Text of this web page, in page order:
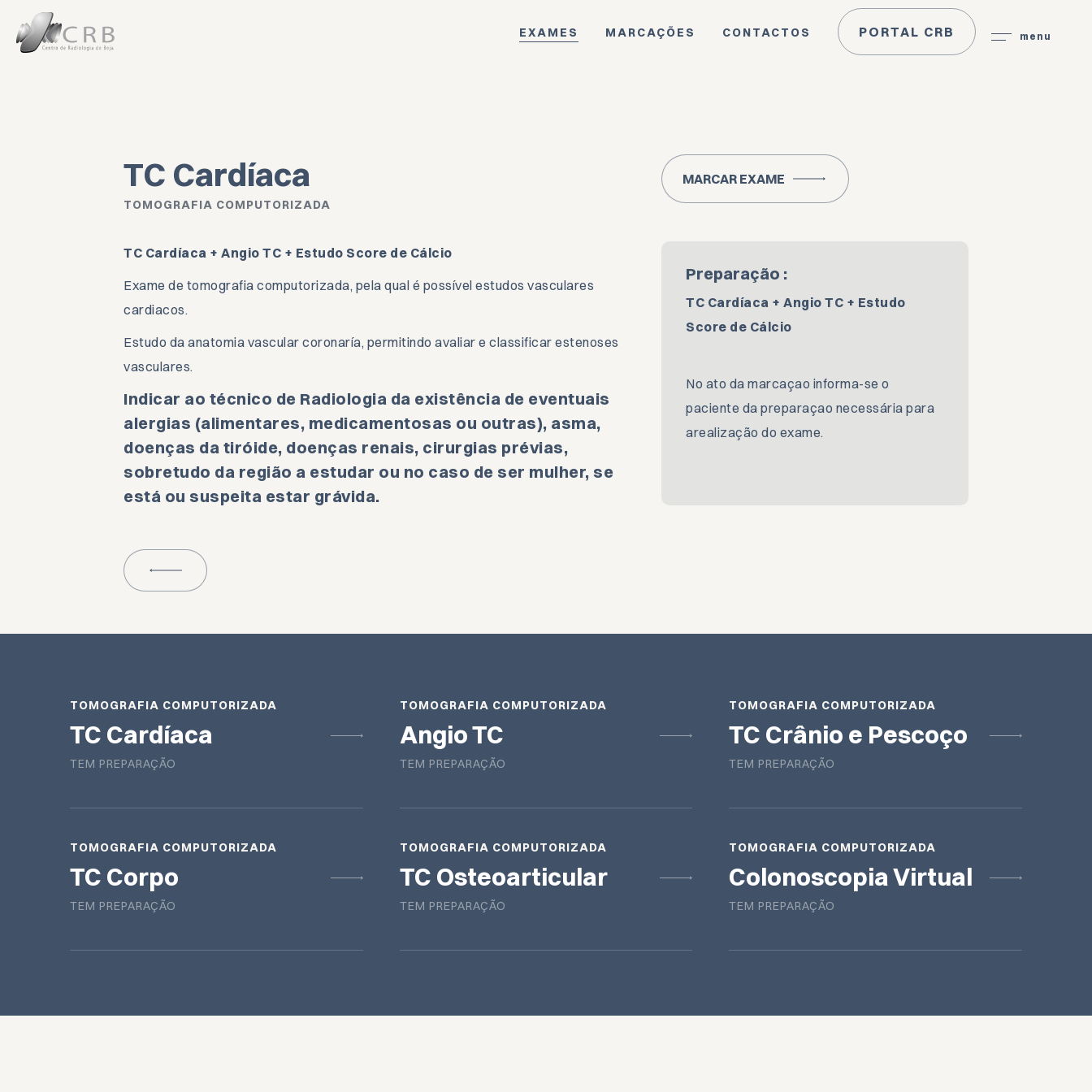
Marcações
Contactos
SOBRE O CRB
INFORMAÇÕES ÚTEIS
CONDIÇÕES LEGAIS
EXAMES MARCAÇÕES CONTACTOS PORTAL CRB menu
TC Cardíaca
TOMOGRAFIA COMPUTORIZADA
TC Cardíaca + Angio TC + Estudo Score de Cálcio
Exame de tomografia computorizada, pela qual é possível estudos vasculares
cardiacos.
Estudo da anatomia vascular coronaría, permitindo avaliar e classificar estenoses
vasculares.
Indicar ao técnico de Radiologia da existência de eventuais
alergias (alimentares, medicamentosas ou outras), asma,
doenças da tiróide, doenças renais, cirurgias prévias,
sobretudo da região a estudar ou no caso de ser mulher, se
está ou suspeita estar grávida.
MARCAR EXAME
Preparação :
TC Cardíaca + Angio TC + Estudo
Score de Cálcio
No ato da marcaçao informa-se o
paciente da preparaçao necessária para
arealização do exame.
TOMOGRAFIA COMPUTORIZADA
TC Cardíaca
TEM PREPARAÇÃO
TOMOGRAFIA COMPUTORIZADA
Angio TC
TEM PREPARAÇÃO
TOMOGRAFIA COMPUTORIZADA
TC Crânio e Pescoço
TEM PREPARAÇÃO
TOMOGRAFIA COMPUTORIZADA
TC Corpo
TEM PREPARAÇÃO
TOMOGRAFIA COMPUTORIZADA
TC Osteoarticular
TEM PREPARAÇÃO
TOMOGRAFIA COMPUTORIZADA
Colonoscopia Virtual
TEM PREPARAÇÃO